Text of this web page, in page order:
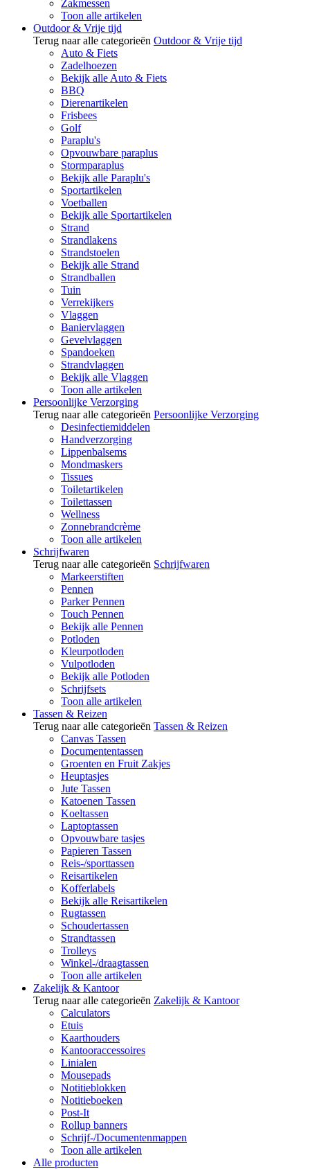
Zakmessen
Toon alle artikelen
Outdoor & Vrije tijd
Terug naar alle categorieën Outdoor & Vrije tijd
Auto & Fiets
Zadelhoezen
Bekijk alle Auto & Fiets
BBQ
Dierenartikelen
Frisbees
Golf
Paraplu's
Opvouwbare paraplus
Stormparaplus
Bekijk alle Paraplu's
Sportartikelen
Voetballen
Bekijk alle Sportartikelen
Strand
Strandlakens
Strandstoelen
Bekijk alle Strand
Strandballen
Tuin
Verrekijkers
Vlaggen
Baniervlaggen
Gevelvlaggen
Spandoeken
Strandvlaggen
Bekijk alle Vlaggen
Toon alle artikelen
Persoonlijke Verzorging
Terug naar alle categorieën Persoonlijke Verzorging
Desinfectiemiddelen
Handverzorging
Lippenbalsems
Mondmaskers
Tissues
Toiletartikelen
Toilettassen
Wellness
Zonnebrandcrème
Toon alle artikelen
Schrijfwaren
Terug naar alle categorieën Schrijfwaren
Markeerstiften
Pennen
Parker Pennen
Touch Pennen
Bekijk alle Pennen
Potloden
Kleurpotloden
Vulpotloden
Bekijk alle Potloden
Schrijfsets
Toon alle artikelen
Tassen & Reizen
Terug naar alle categorieën Tassen & Reizen
Canvas Tassen
Documententassen
Groenten en Fruit Zakjes
Heuptasjes
Jute Tassen
Katoenen Tassen
Koeltassen
Laptoptassen
Opvouwbare tasjes
Papieren Tassen
Reis-/sporttassen
Reisartikelen
Kofferlabels
Bekijk alle Reisartikelen
Rugtassen
Schoudertassen
Strandtassen
Trolleys
Winkel-/draagtassen
Toon alle artikelen
Zakelijk & Kantoor
Terug naar alle categorieën Zakelijk & Kantoor
Calculators
Etuis
Kaarthouders
Kantooraccessoires
Linialen
Mousepads
Notitieblokken
Notitieboeken
Post-It
Rollup banners
Schrijf-/Documentenmappen
Toon alle artikelen
Alle producten